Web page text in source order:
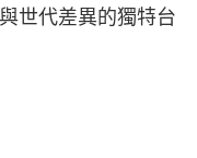
世代差異的獨特台